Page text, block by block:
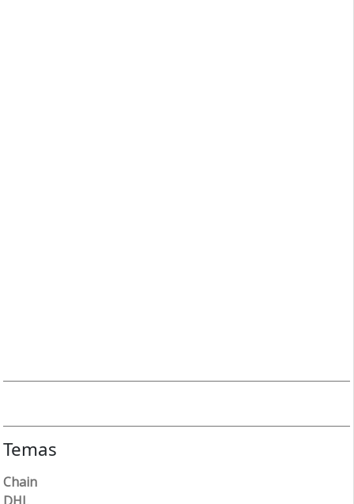
Temas
Chain